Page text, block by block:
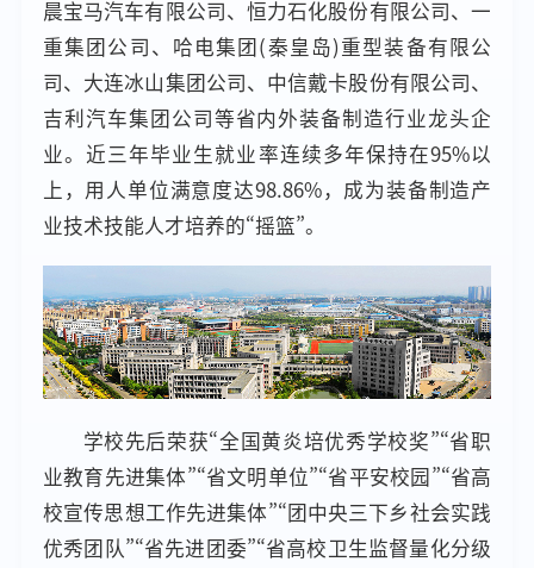
晨宝马汽车有限公司、恒力石化股份有限公司、一
重集团公司、哈电集团(秦皇岛)重型装备有限公
司、大连冰山集团公司、中信戴卡股份有限公司、
吉利汽车集团公司等省内外装备制造行业龙头企
业。近三年毕业生就业率连续多年保持在95%以
上，用人单位满意度达98.86%，成为装备制造产
业技术技能人才培养的“摇篮”。
学校先后荣获“全国黄炎培优秀学校奖”“省职
业教育先进集体”“省文明单位”“省平安校园”“省高
校宣传思想工作先进集体”“团中央三下乡社会实践
优秀团队”“省先进团委”“省高校卫生监督量化分级